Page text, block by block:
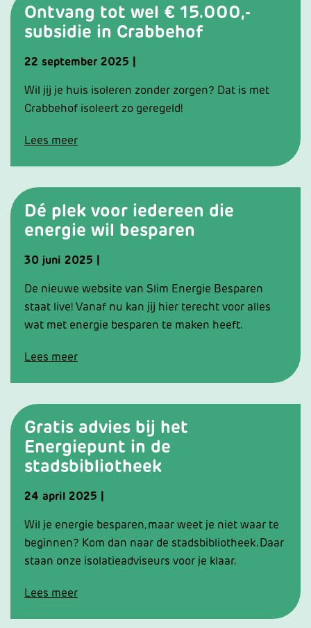
Ontvang tot wel € 15.000,-
subsidie in Crabbehof
22 september 2025 |
Wil jij je huis isoleren zonder zorgen? Dat is met
Crabbehof isoleert zo geregeld!
Lees meer
Dé plek voor iedereen die
energie wil besparen
30 juni 2025 |
De nieuwe website van Slim Energie Besparen
staat live! Vanaf nu kan jij hier terecht voor alles
wat met energie besparen te maken heeft.
Lees meer
Gratis advies bij het
Energiepunt in de
stadsbibliotheek
24 april 2025 |
Wil je energie besparen, maar weet je niet waar te
beginnen? Kom dan naar de stadsbibliotheek. Daar
staan onze isolatieadviseurs voor je klaar.
Lees meer